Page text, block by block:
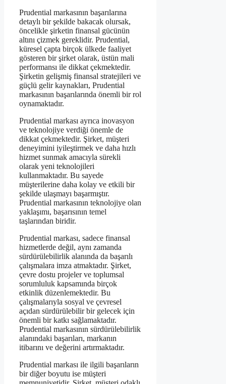
Prudential markasının başarılarına
detaylı bir şekilde bakacak olursak,
öncelikle şirketin finansal gücünün
altını çizmek gereklidir. Prudential,
küresel çapta birçok ülkede faaliyet
gösteren bir şirket olarak, üstün mali
performansı ile dikkat çekmektedir.
Şirketin gelişmiş finansal stratejileri ve
güçlü gelir kaynakları, Prudential
markasının başarılarında önemli bir rol
oynamaktadır.
Prudential markası ayrıca inovasyon
ve teknolojiye verdiği önemle de
dikkat çekmektedir. Şirket, müşteri
deneyimini iyileştirmek ve daha hızlı
hizmet sunmak amacıyla sürekli
olarak yeni teknolojileri
kullanmaktadır. Bu sayede
müşterilerine daha kolay ve etkili bir
şekilde ulaşmayı başarmıştır.
Prudential markasının teknolojiye olan
yaklaşımı, başarısının temel
taşlarından biridir.
Prudential markası, sadece finansal
hizmetlerde değil, aynı zamanda
sürdürülebilirlik alanında da başarılı
çalışmalara imza atmaktadır. Şirket,
çevre dostu projeler ve toplumsal
sorumluluk kapsamında birçok
etkinlik düzenlemektedir. Bu
çalışmalarıyla sosyal ve çevresel
açıdan sürdürülebilir bir gelecek için
önemli bir katkı sağlamaktadır.
Prudential markasının sürdürülebilirlik
alanındaki başarıları, markanın
itibarını ve değerini artırmaktadır.
Prudential markası ile ilgili başarıların
bir diğer boyutu ise müşteri